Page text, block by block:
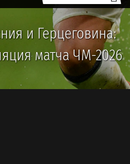
и Герцеговина:
матча ЧМ-2026